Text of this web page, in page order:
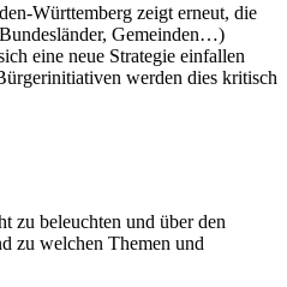
Württemberg zeigt erneut, die
Gemeinden…)
eine neue Strategie einfallen
werden dies kritisch
zu beleuchten und über den
zu welchen Themen und